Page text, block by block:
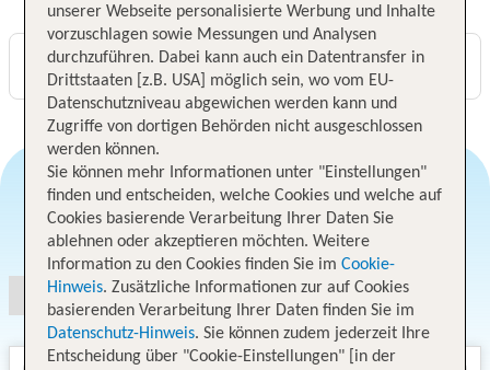
Digitaler und telefonischer 24/7 TUI Service
Angebotsauswahl
unserer Webseite personalisierte Werbung und Inhalte
vorzuschlagen sowie Messungen und Analysen
durchzuführen. Dabei kann auch ein Datentransfer in
Drittstaaten [z.B. USA] möglich sein, wo vom EU-
Datenschutzniveau abgewichen werden kann und
Zugriffe von dortigen Behörden nicht ausgeschlossen
werden können.
Sie können mehr Informationen unter "Einstellungen"
finden und entscheiden, welche Cookies und welche auf
Cookies basierende Verarbeitung Ihrer Daten Sie
ablehnen oder akzeptieren möchten. Weitere
Information zu den Cookies finden Sie im Cookie-
Hinweis. Zusätzliche Informationen zur auf Cookies
basierenden Verarbeitung Ihrer Daten finden Sie im
Datenschutz-Hinweis. Sie können zudem jederzeit Ihre
Entscheidung über "Cookie-Einstellungen" [in der